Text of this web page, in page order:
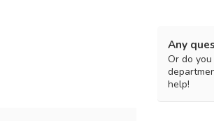
Any
Or do
help!